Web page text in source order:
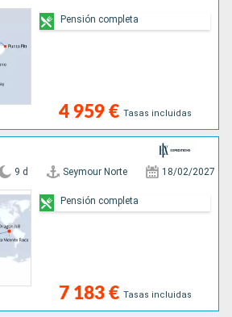
4 959 € Tasas incluidas
Pensión completa
9 d Seymour Norte 18/02/2027
7 183 € Tasas incluidas
Pensión completa